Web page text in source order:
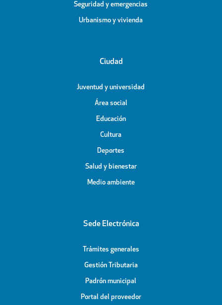
Seguridad y emergencias
Urbanismo y vivienda
Ciudad
Juventud y universidad
Área social
Educación
Cultura
Deportes
Salud y bienestar
Medio ambiente
Sede Electrónica
Trámites generales
Gestión Tributaria
Padrón municipal
Portal del proveedor